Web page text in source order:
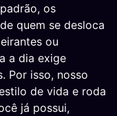
os
quem se desloca
ou
a dia exige
Por isso, nosso
de vida e roda
já possui,